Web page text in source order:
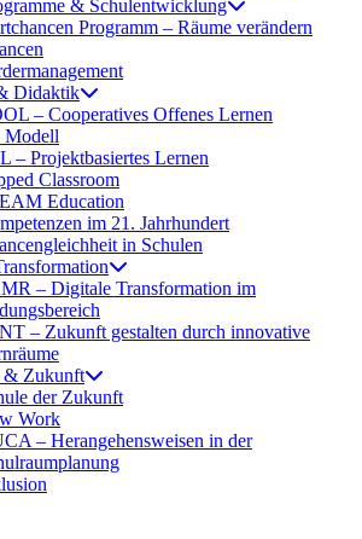
& Schulentwicklung
Programm – Räume verändern
Didaktik
– Cooperatives Offenes Lernen
– Projektbasiertes Lernen
Classroom
Education
im 21. Jahrhundert
in Schulen
– Digitale Transformation im
– Zukunft gestalten durch innovative
& Zukunft
der Zukunft
Work
– Herangehensweisen in der